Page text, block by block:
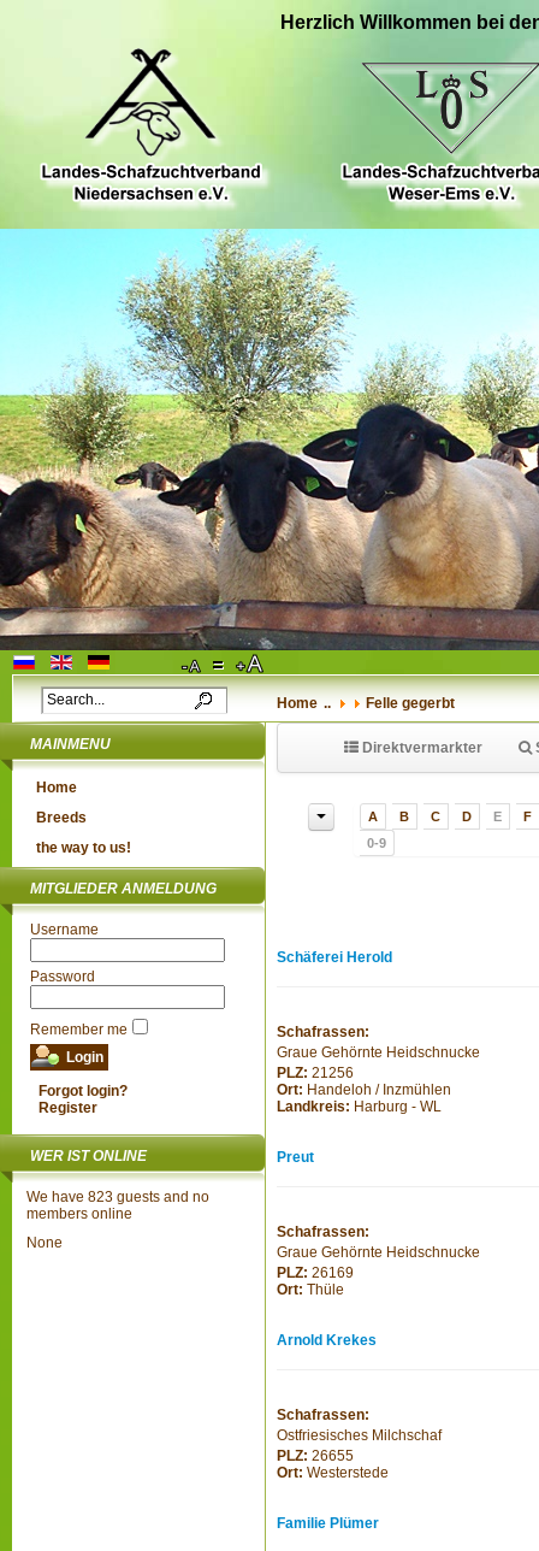
Herzlich Willkommen bei
Home .. Felle gegerbt
MAINMENU
Home
Breeds
the way to us!
MITGLIEDER ANMELDUNG
Username
Password
Remember me
Forgot login?
Register
WER IST ONLINE
We have 823 guests and no
members online
None
Direktvermarkter
A B C D E
F
0-9
Schäferei Herold
Schafrassen:
Graue Gehörnte Heidschnucke
PLZ: 21256
Ort: Handeloh / Inzmühlen
Landkreis: Harburg - WL
Preut
Schafrassen:
Graue Gehörnte Heidschnucke
PLZ: 26169
Ort: Thüle
Arnold Krekes
Schafrassen:
Ostfriesisches Milchschaf
PLZ: 26655
Ort: Westerstede
Familie Plümer